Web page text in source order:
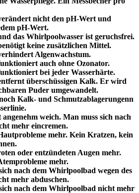
nicht den pH-Wert und
pH-Wert.
das Whirlpoolwasser ist geruchsfrei.
keine zusätzlichen Mittel.
Algenwachstum.
auch ohne Ozonator.
bei jeder Wasserhärte.
überschüssigen Kalk. Er wird
Puder umgewandelt.
Kalk- und Schmutzablagerungenn
angenehm weich. Man muss sich nach
mehr eincremen.
mehr. Kein Kratzen, kein
oder entzündeten Augen mehr.
mehr.
nach dem Whirlpoolbad wegen des
mehr abduschen.
nach dem Whirlpoolbad nicht mehr